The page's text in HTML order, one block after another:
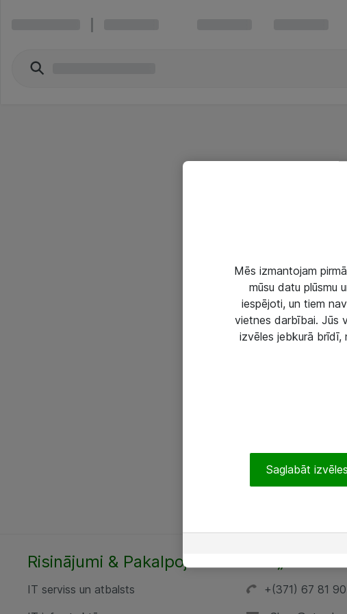
Risinājumi & Pakalpojumi
IT serviss un atbalsts
+(371) 67 81
Mēs izmantojam
mūsu datu plūsmu
iespējoti, un tiem
vietnes darbībai. Jūs
izvēles jebkurā
Saglabāt